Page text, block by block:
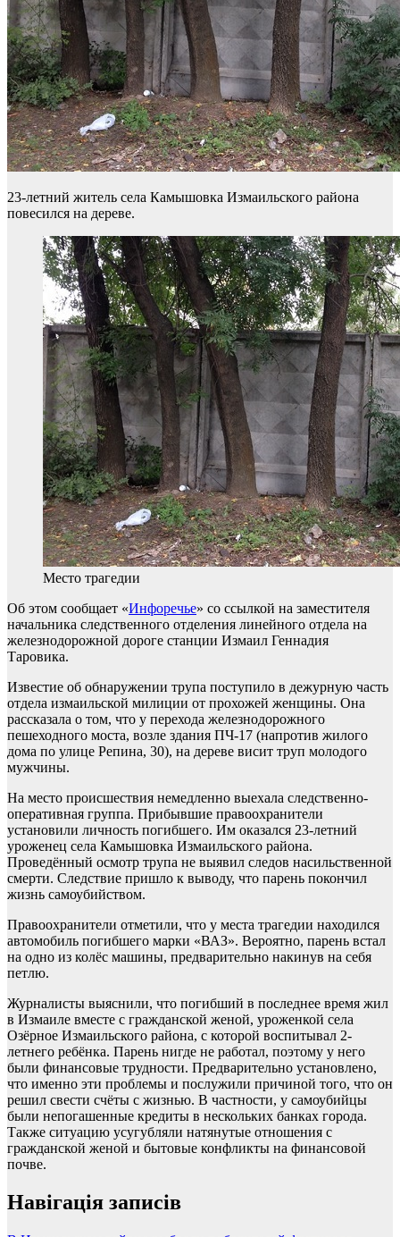
23-летний житель села Камышовка Измаильского района
повесился на дереве.
Место трагедии
Об этом сообщает «Инфоречье» со ссылкой на заместителя
начальника следственного отделения линейного отдела на
железнодорожной дороге станции Измаил Геннадия
Таровика.
Известие об обнаружении трупа поступило в дежурную часть
отдела измаильской милиции от прохожей женщины. Она
рассказала о том, что у перехода железнодорожного
пешеходного моста, возле здания ПЧ-17 (напротив жилого
дома по улице Репина, 30), на дереве висит труп молодого
мужчины.
На место происшествия немедленно выехала следственно-
оперативная группа. Прибывшие правоохранители
установили личность погибшего. Им оказался 23-летний
уроженец села Камышовка Измаильского района.
Проведённый осмотр трупа не выявил следов насильственной
смерти. Следствие пришло к выводу, что парень покончил
жизнь самоубийством.
Правоохранители отметили, что у места трагедии находился
автомобиль погибшего марки «ВАЗ». Вероятно, парень встал
на одно из колёс машины, предварительно накинув на себя
петлю.
Журналисты выяснили, что погибший в последнее время жил
в Измаиле вместе с гражданской женой, уроженкой села
Озёрное Измаильского района, с которой воспитывал 2-
летнего ребёнка. Парень нигде не работал, поэтому у него
были финансовые трудности. Предварительно установлено,
что именно эти проблемы и послужили причиной того, что он
решил свести счёты с жизнью. В частности, у самоубийцы
были непогашенные кредиты в нескольких банках города.
Также ситуацию усугубляли натянутые отношения с
гражданской женой и бытовые конфликты на финансовой
почве.
Навігація записів